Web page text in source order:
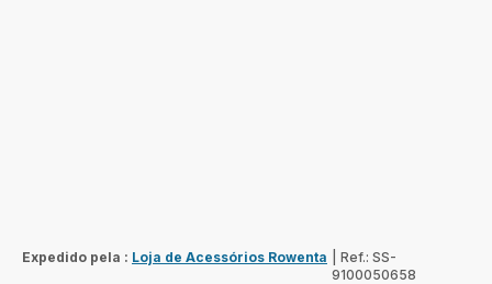
Expedido pela : Loja de Acessórios Rowenta
Ref.: SS-
9100050658